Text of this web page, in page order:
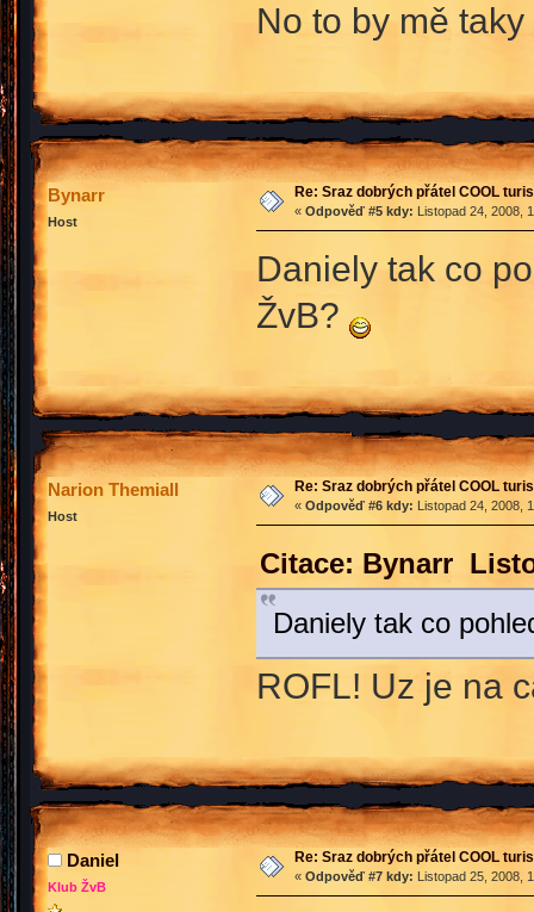
No to by mě
Bynarr
Host
Re: Sraz dobrých přátel COOL
« Odpověď #5 kdy: Listopad 24, 2008,
Daniely tak co
ŽvB?
Narion Themiall
Host
Re: Sraz dobrých přátel COOL
« Odpověď #6 kdy: Listopad 24, 2008,
Citace: Bynarr
Daniely tak co
ROFL! Uz je na
Daniel
Klub ŽvB
Re: Sraz dobrých přátel COOL
« Odpověď #7 kdy: Listopad 25, 2008,